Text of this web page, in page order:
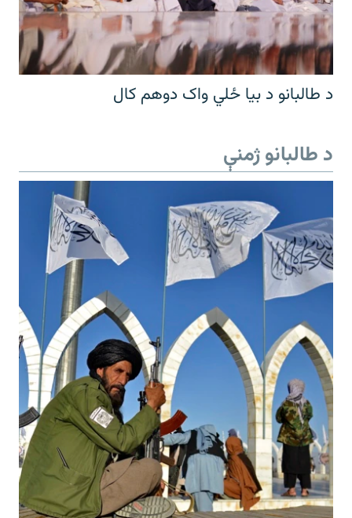
د طالبانو د بیا ځلي واک دوهم کال
د طالبانو ژمنې